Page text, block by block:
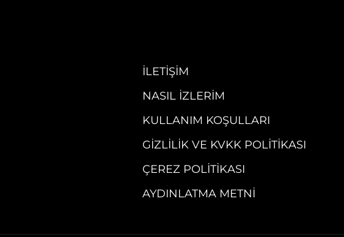
İLETIŞIM
NASIL İZLERIM
KULLANIM KOŞULLARI
GIZLILIK VE KVKK POLITIKASI
ÇEREZ POLITIKASI
AYDINLATMA METNI